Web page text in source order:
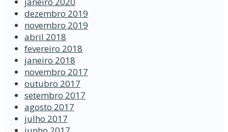
dezembro 2019
novembro 2019
abril 2018
fevereiro 2018
janeiro 2018
novembro 2017
outubro 2017
setembro 2017
agosto 2017
julho 2017